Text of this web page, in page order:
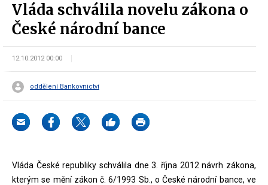
Vláda schválila novelu zákona o
České národní bance
12.10.2012 00:00
oddělení Bankovnictví
Vláda České republiky schválila dne 3. října 2012 návrh zákona,
kterým se mění zákon č. 6/1993 Sb., o České národní bance, ve